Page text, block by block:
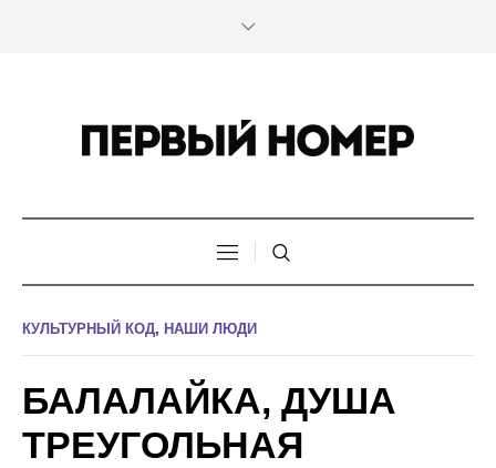
КУЛЬТУРНЫЙ КОД, НАШИ ЛЮДИ
БАЛАЛАЙКА, ДУША
ТРЕУГОЛЬНАЯ